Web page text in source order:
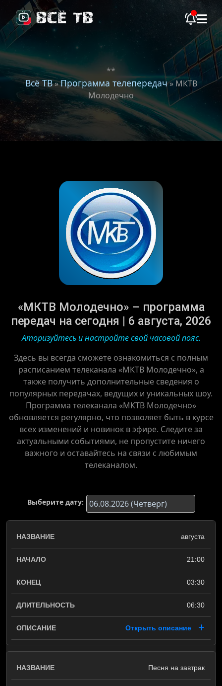
**
Всё ТВ»Программа телепередач» МКТВ
Молодечно
«МКТВ Молодечно» – программа
передач на сегодня | 6 августа, 2026
Аторизуйтесь и настройте свой часовой пояс.
Здесь вы всегда сможете ознакомиться с полным
расписанием телеканала «МКТВ Молодечно», а
также получить дополнительные сведения о
популярных передачах, ведущих и уникальных шоу.
Программа телеканала «МКТВ Молодечно»
обновляется регулярно, что позволяет быть в курсе
всех изменений и новинок в эфире. Следите за
актуальными событиями, не пропустите ничего
важного и оставайтесь на связи с любимым
телеканалом.
Выберите дату:
августа
21:00
03:30
06:30
Открыть описание
Песня на завтрак